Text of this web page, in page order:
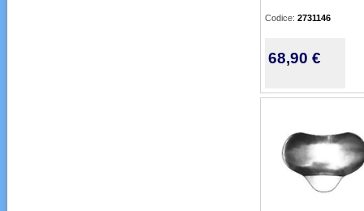
Codice: 2731146
68,90 €